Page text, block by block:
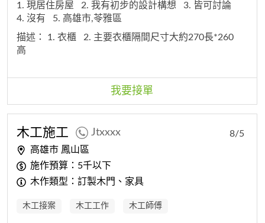
1. 現居住房屋 2. 我有初步的設計構想
3. 皆可討論
4. 沒有
5. 高雄市,苓雅區
描述： 1. 衣櫃
2. 主要衣櫃隔間尺寸大約270長*260
高
我要接單
木工施工 Jtxxxx
高雄市 鳳山區
施作預算：5千以下
木作類型：訂製木門、家具
8/5
木工接案 木工工作 木工師傅